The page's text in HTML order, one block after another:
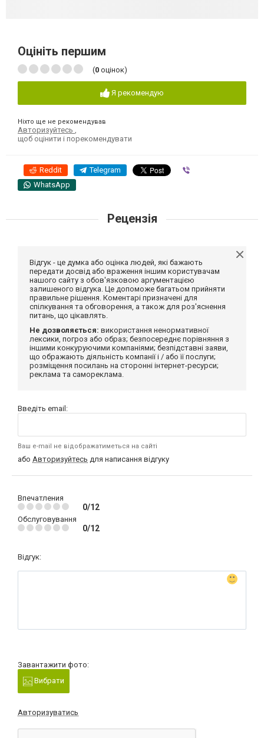
Оцініть першим
(0 оцінок)
Я рекомендую
Ніхто ще не рекомендував
Авторизуйтесь ,
щоб оцінити і порекомендувати
Reddit Telegram
WhatsApp
Рецензія
Відгук - це думка або оцінка людей, які бажають
передати досвід або враження іншим користувачам
нашого сайту з обов'язковою аргументацією
залишеного відгука. Це допоможе багатьом прийняти
правильне рішення. Коментарі призначені для
спілкування та обговорення, а також для роз'яснення
питань, що цікавлять.
Не дозволяється: використання ненормативної
лексики, погроз або образ; безпосереднє порівняння з
іншими конкуруючими компаніями; безпідставні заяви,
що ображають діяльність компанії і / або її послуги;
розміщення посилань на сторонні інтернет-ресурси;
реклама та самореклама.
Введіть email:
Ваш e-mail не відображатиметься на сайті
або Авторизуйтесь для написання відгуку
Впечатления
0/12
Обслуговування
0/12
Відгук:
Завантажити фото:
Вибрати
Авторизуватись